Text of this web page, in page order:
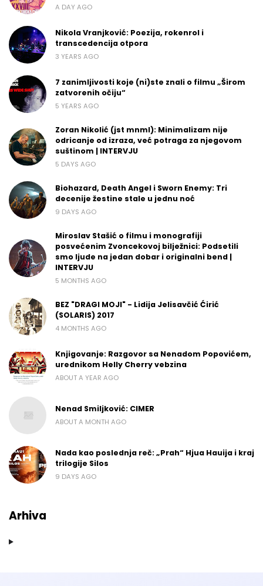
A DAY AGO
Nikola Vranjković: Poezija, rokenrol i
transcedencija otpora
3 YEARS AGO
7 zanimljivosti koje (ni)ste znali o filmu „Širom
zatvorenih očiju“
5 YEARS AGO
Zoran Nikolić (jst mnml): Minimalizam nije
odricanje od izraza, već potraga za njegovom
suštinom | INTERVJU
5 DAYS AGO
Biohazard, Death Angel i Sworn Enemy: Tri
decenije žestine stale u jednu noć
9 DAYS AGO
Miroslav Stašić o filmu i monografiji
posvećenim Zvoncekovoj bilježnici: Podsetili
smo ljude na jedan dobar i originalni bend |
INTERVJU
5 MONTHS AGO
BEZ "DRAGI MOJI" - Lidija Jelisavčić Ćirić
(SOLARIS) 2017
4 MONTHS AGO
Knjigovanje: Razgovor sa Nenadom Popovićem,
urednikom Helly Cherry vebzina
ABOUT A YEAR AGO
Nenad Smiljković: CIMER
ABOUT A MONTH AGO
Nada kao poslednja reč: „Prah“ Hjua Hauija i kraj
trilogije Silos
9 DAYS AGO
Arhiva